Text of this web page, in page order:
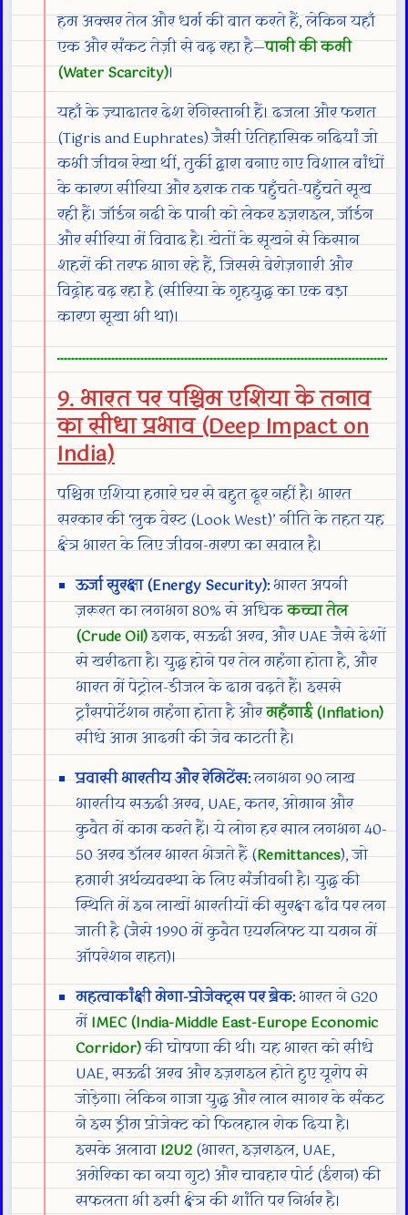
हम अक्सर तेल और धर्म की बात करते हैं, लेकिन यहाँ
एक और संकट तेज़ी से बढ़ रहा है—पानी की कमी
(Water Scarcity)।
यहाँ के ज़्यादातर देश रेगिस्तानी हैं। दजला और फरात
(Tigris and Euphrates) जैसी ऐतिहासिक नदियां जो
कभी जीवन रेखा थीं, तुर्की द्वारा बनाए गए विशाल बांधों
के कारण सीरिया और इराक तक पहुँचते-पहुँचते सूख
रही हैं। जॉर्डन नदी के पानी को लेकर इज़राइल, जॉर्डन
और सीरिया में विवाद है। खेतों के सूखने से किसान
शहरों की तरफ भाग रहे हैं, जिससे बेरोज़गारी और
विद्रोह बढ़ रहा है (सीरिया के गृहयुद्ध का एक बड़ा
कारण सूखा भी था)।
9. भारत पर पश्चिम एशिया के तनाव
का सीधा प्रभाव (Deep Impact on
India)
पश्चिम एशिया हमारे घर से बहुत दूर नहीं है। भारत
सरकार की ‘लुक वेस्ट (Look West)’ नीति के तहत यह
क्षेत्र भारत के लिए जीवन-मरण का सवाल है।
ऊर्जा सुरक्षा (Energy Security):भारत अपनी
ज़रूरत का लगभग 80% से अधिककच्चा तेल
(Crude Oil)इराक, सऊदी अरब, और UAE जैसे देशों
से खरीदता है। युद्ध होने पर तेल महंगा होता है, और
भारत में पेट्रोल-डीजल के दाम बढ़ते हैं। इससे
ट्रांसपोर्टेशन महंगा होता है औरमहँगाई (Inflation)
सीधे आम आदमी की जेब काटती है।
प्रवासी भारतीय और रेमिटेंस:लगभग 90 लाख
भारतीय सऊदी अरब, UAE, कतर, ओमान और
कुवैत में काम करते हैं। ये लोग हर साल लगभग 40-
50 अरब डॉलर भारत भेजते हैं (Remittances), जो
हमारी अर्थव्यवस्था के लिए संजीवनी है। युद्ध की
स्थिति में इन लाखों भारतीयों की सुरक्षा दांव पर लग
जाती है (जैसे 1990 में कुवैत एयरलिफ्ट या यमन में
ऑपरेशन राहत)।
महत्वाकांक्षी मेगा-प्रोजेक्ट्स पर ब्रेक:भारत ने G20
में IMEC (India-Middle East-Europe Economic
Corridor)की घोषणा की थी। यह भारत को सीधे
UAE, सऊदी अरब और इज़राइल होते हुए यूरोप से
जोड़ेगा। लेकिन गाजा युद्ध और लाल सागर के संकट
ने इस ड्रीम प्रोजेक्ट को फिलहाल रोक दिया है।
इसके अलावा I2U2 (भारत, इज़राइल, UAE,
अमेरिका का नया गुट) और चाबहार पोर्ट (ईरान) की
सफलता भी इसी क्षेत्र की शांति पर निर्भर है।